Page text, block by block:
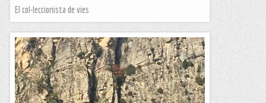
El col·leccionista de vies